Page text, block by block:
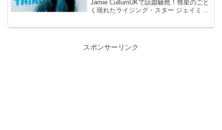
Jamie CullumUKで話題騒然！彗星のごと
く現れたライジング・スター ジェイミ
甘くハスキーな歌声と力強いピアノ・プ
スポンサーリンク